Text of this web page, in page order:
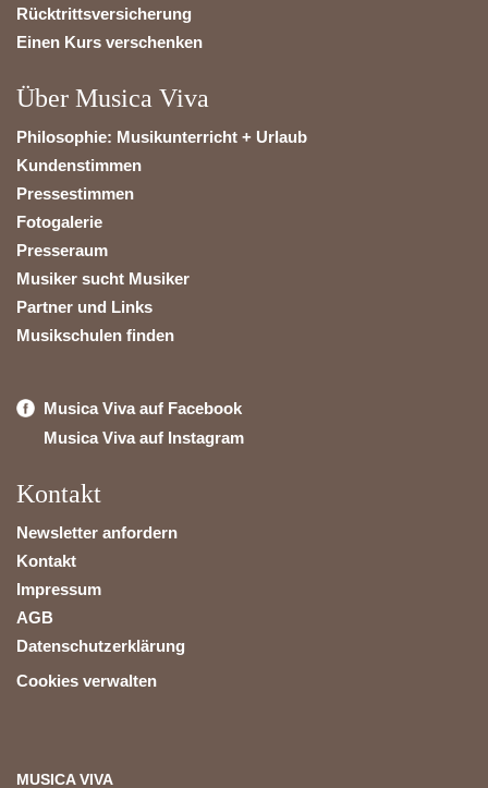
Rücktrittsversicherung
Einen Kurs verschenken
Über Musica Viva
Philosophie: Musikunterricht + Urlaub
Kundenstimmen
Pressestimmen
Fotogalerie
Presseraum
Musiker sucht Musiker
Partner und Links
Musikschulen finden
Musica Viva auf Facebook
Musica Viva auf Instagram
Kontakt
Newsletter anfordern
Kontakt
Impressum
AGB
Datenschutzerklärung
Cookies verwalten
MUSICA VIVA